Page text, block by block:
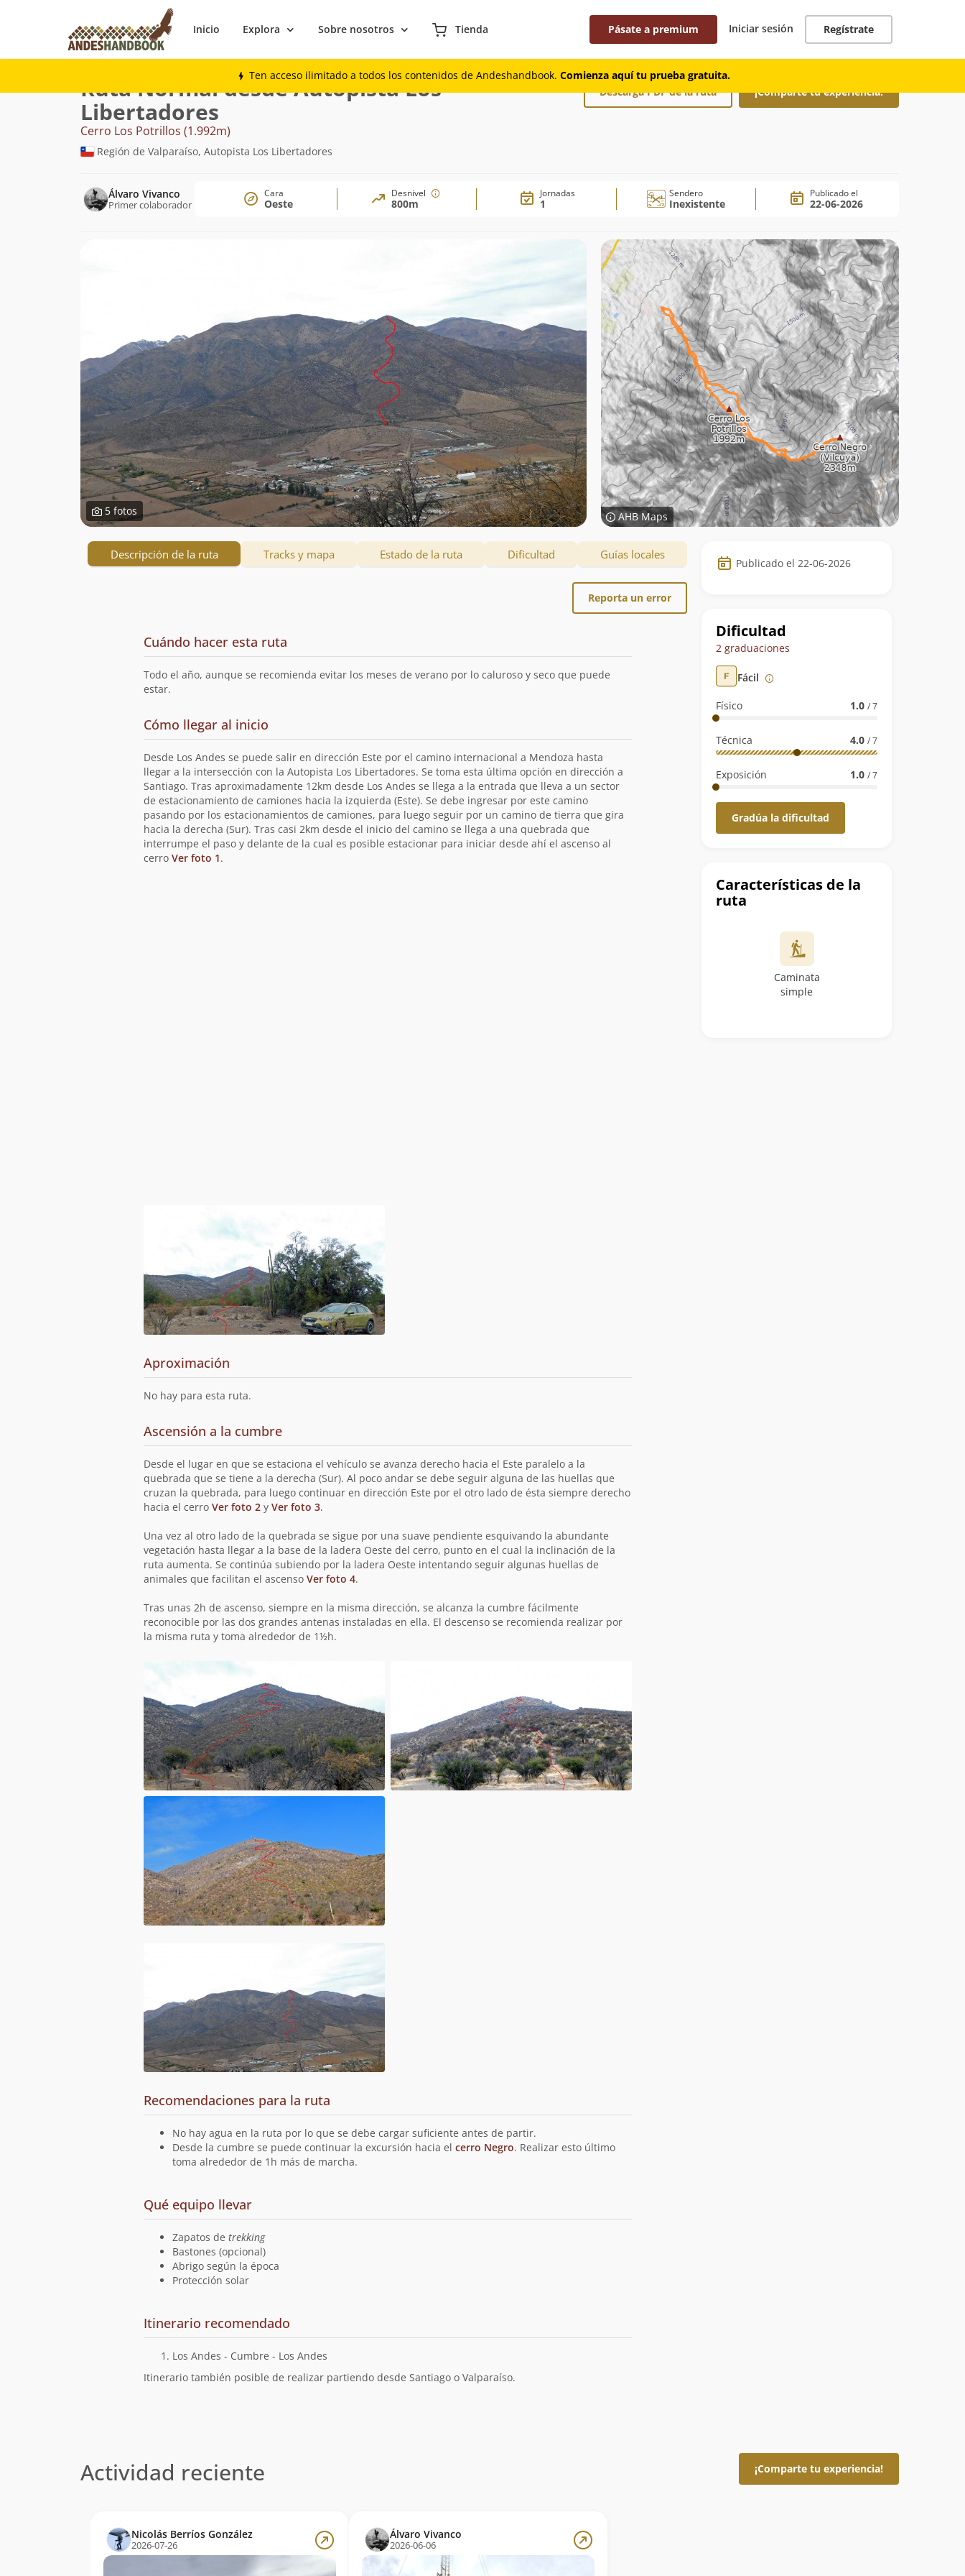
Inicio Explora Sobre nosotros Tienda Pásate a premium Iniciar sesión Regístrate
Ten acceso ilimitado a todos los contenidos de Andeshandbook. Comienza aquí tu prueba gratuita.
Montaña
Ruta Normal desde Autopista Los
Libertadores
Cerro Los Potrillos (1.992m)
Región de Valparaíso, Autopista Los Libertadores
Descarga PDF de la ruta ¡Comparte tu experiencia!
Álvaro Vivanco
Primer colaborador
Cara
Oeste
Desnivel
800m
Jornadas
1
Sendero
Inexistente
Publicado el
22-06-2026
5 fotos AHB Maps
Datos
de
ruta
Publicado el 22-06-2026
Dificultad
2 graduaciones
Fácil
Físico 1.0 / 7
Técnica 4.0 / 7
Exposición 1.0 / 7
Gradúa la dificultad
Características de la
ruta
Caminata
simple
Descripción de la ruta Tracks y mapa Estado de la ruta Dificultad Guías locales
Reporta un error
Cuándo hacer esta ruta
Todo el año, aunque se recomienda evitar los meses de verano por lo caluroso y seco que puede
estar.
Cómo llegar al iniciode
la
ruta
Desde Los Andes se puede salir en dirección Este por el camino internacional a Mendoza hasta
llegar a la intersección con la Autopista Los Libertadores. Se toma esta última opción en dirección a
Santiago. Tras aproximadamente 12km desde Los Andes se llega a la entrada que lleva a un sector
de estacionamiento de camiones hacia la izquierda (Este). Se debe ingresar por este camino
pasando por los estacionamientos de camiones, para luego seguir por un camino de tierra que gira
hacia la derecha (Sur). Tras casi 2km desde el inicio del camino se llega a una quebrada que
interrumpe el paso y delante de la cual es posible estacionar para iniciar desde ahí el ascenso al
cerro Ver foto 1.
Aproximación
No hay para esta ruta.
Ascensión a la cumbre
Desde el lugar en que se estaciona el vehículo se avanza derecho hacia el Este paralelo a la
quebrada que se tiene a la derecha (Sur). Al poco andar se debe seguir alguna de las huellas que
cruzan la quebrada, para luego continuar en dirección Este por el otro lado de ésta siempre derecho
hacia el cerro Ver foto 2y Ver foto 3.
Una vez al otro lado de la quebrada se sigue por una suave pendiente esquivando la abundante
vegetación hasta llegar a la base de la ladera Oeste del cerro, punto en el cual la inclinación de la
ruta aumenta. Se continúa subiendo por la ladera Oeste intentando seguir algunas huellas de
animales que facilitan el ascenso Ver foto 4.
Tras unas 2h de ascenso, siempre en la misma dirección, se alcanza la cumbre fácilmente
reconocible por las dos grandes antenas instaladas en ella. El descenso se recomienda realizar por
la misma ruta y toma alrededor de 1½h.
Recomendaciones para la ruta
No hay agua en la ruta por lo que se debe cargar suficiente antes de partir.
Desde la cumbre se puede continuar la excursión hacia el cerro Negro. Realizar esto último
toma alrededor de 1h más de marcha.
Qué equipo llevar
Zapatos de trekking
Bastones (opcional)
Abrigo según la época
Protección solar
Cuál
es
Itinerario recomendado
Los Andes - Cumbre - Los Andes
Itinerario también posible de realizar partiendo desde Santiago o Valparaíso.
Actividad reciente ¡Comparte tu experiencia!
Nicolás Berríos González
2026-07-26
Álvaro Vivanco
2026-06-06